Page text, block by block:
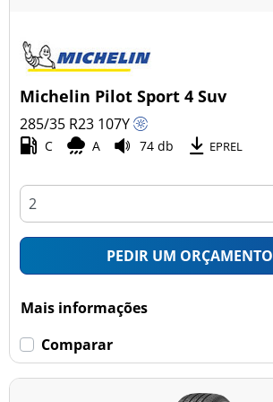
Michelin Pilot Sport 4 Suv
285/35 R23 107Y
C A 74 db EPREL
PEDIR UM ORÇAMENTO
Mais informações
Comparar